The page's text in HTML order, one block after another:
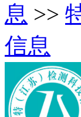
息 >>
信息